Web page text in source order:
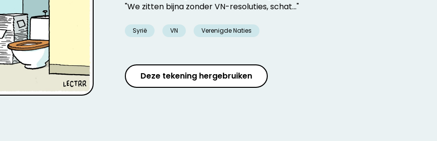
"We zitten bijna zonder VN-resoluties, schat..."
Syrië VN Verenigde Naties
Deze tekening hergebruiken